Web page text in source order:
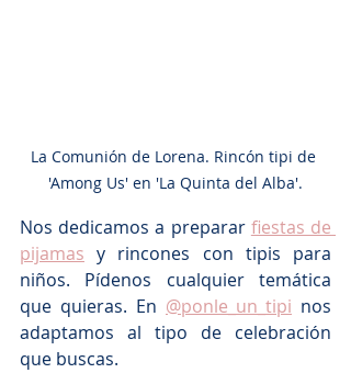
La Comunión de Lorena. Rincón tipi de
'Among Us' en 'La Quinta del Alba'.
Nos dedicamos a preparar fiestas de
pijamas y rincones con tipis para
niños. Pídenos cualquier temática
que quieras. En @ponle_un_tipi nos
adaptamos al tipo de celebración
que buscas.